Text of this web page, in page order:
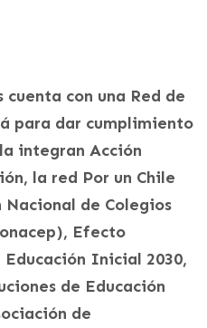
cuenta con una Red de
para dar cumplimiento
integran Acción
la red Por un Chile
Nacional de Colegios
Efecto
Inicial 2030,
de Educación
de